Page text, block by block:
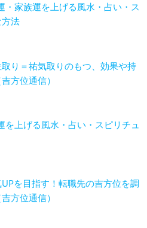
・家族運を上げる風水・占い・ス
法
り＝祐気取りのもつ、効果や持
方位通信）
を上げる風水・占い・スピリチュ
を目指す！転職先の吉方位を調
方位通信）